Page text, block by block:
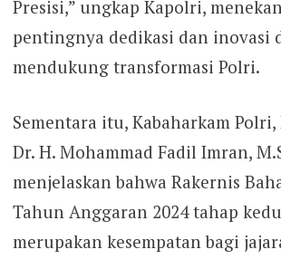
Presisi,” ungkap Kapolri,
pentingnya dedikasi dan inovasi
mendukung transformasi Polri.
Sementara itu, Kabaharkam Polri,
Dr. H. Mohammad Fadil Imran,
menjelaskan bahwa Rakernis
Tahun Anggaran 2024 tahap
merupakan kesempatan bagi